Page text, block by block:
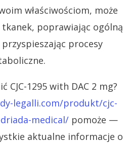
właściwościom, może
poprawiając ogólną
procesy
CJC-1295 with DAC 2 mg?
legalli.com/produkt/cjc-
medical/ pomoże —
aktualne informacje o